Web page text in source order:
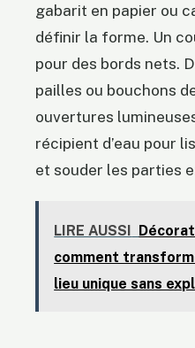
gabarit en papier ou
définir la forme. Un
pour des bords nets.
pailles ou bouchons
ouvertures
récipient d’eau pour
et souder les parties
LIRE AUSSI
comment
lieu unique sans